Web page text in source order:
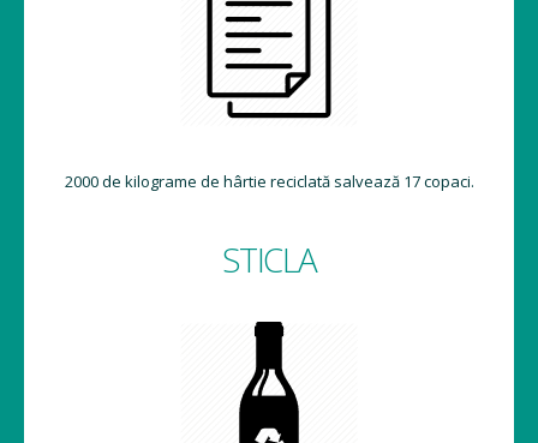
2000 de kilograme de hârtie reciclată salvează 17 copaci.
STICLA